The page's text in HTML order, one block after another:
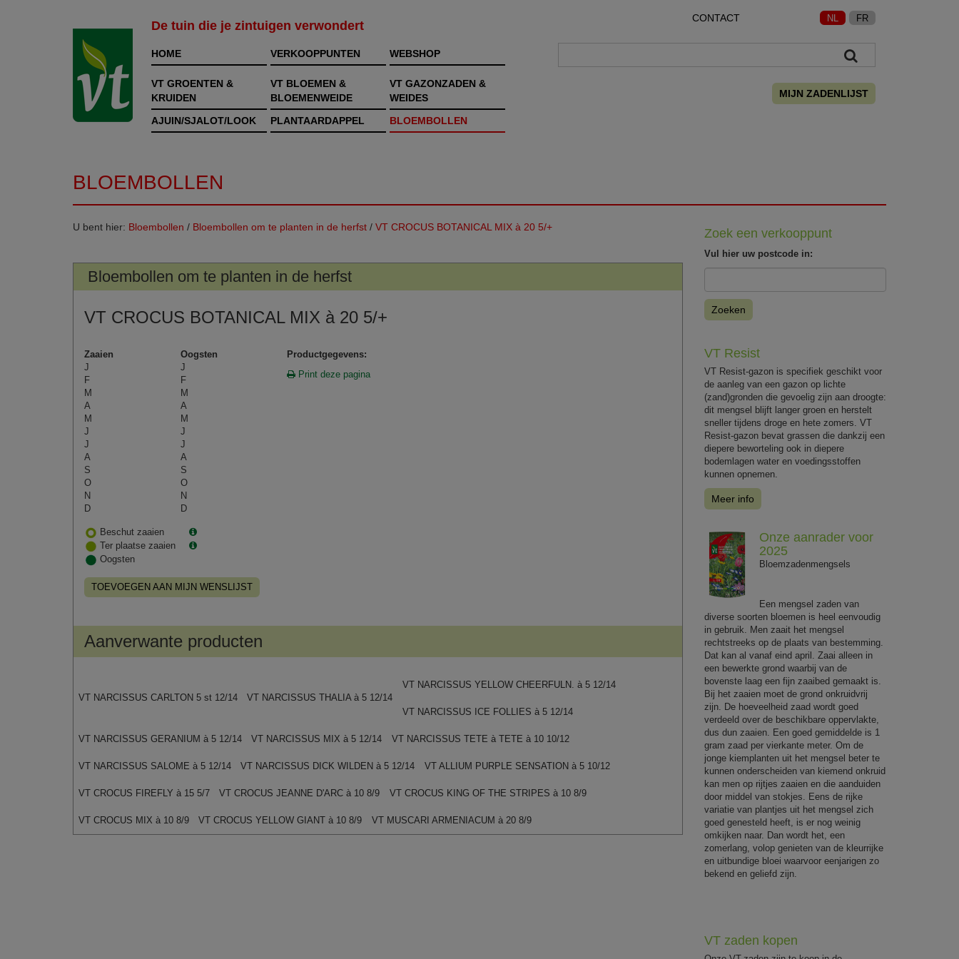
De tuin die je zintuigen verwondert
CONTACT NL FR
HOME VERKOOPPUNTEN WEBSHOP
VT GROENTEN &
KRUIDEN
VT BLOEMEN &
BLOEMENWEIDE
VT GAZONZADEN &
WEIDES
AJUIN/SJALOT/LOOK
PLANTAARDAPPEL BLOEMBOLLEN
MIJN ZADENLIJST
BLOEMBOLLEN
U bent hier: Bloembollen / Bloembollen om te planten in de herfst / VT CROCUS BOTANICAL MIX à 20 5/+
Bloembollen om te planten in de herfst
VT CROCUS BOTANICAL MIX à 20 5/+
Zaaien
Oogsten
J
J
F
F
M
M
A
A
M
M
J
J
J
J
A
A
S
S
O
O
N
N
D
D
Beschut zaaien
Ter plaatse zaaien
Oogsten
TOEVOEGEN AAN MIJN WENSLIJST
Productgegevens:
Print deze pagina
Aanverwante producten
VT NARCISSUS CARLTON 5 st 12/14 VT NARCISSUS THALIA à 5 12/14
VT NARCISSUS YELLOW CHEERFULN. à 5 12/14
VT NARCISSUS ICE FOLLIES à 5 12/14
VT NARCISSUS GERANIUM à 5 12/14 VT NARCISSUS MIX à 5 12/14 VT NARCISSUS TETE à TETE à 10 10/12
VT NARCISSUS SALOME à 5 12/14 VT NARCISSUS DICK WILDEN à 5 12/14 VT ALLIUM PURPLE SENSATION à 5 10/12
VT CROCUS FIREFLY à 15 5/7 VT CROCUS JEANNE D'ARC à 10 8/9 VT CROCUS KING OF THE STRIPES à 10 8/9
VT CROCUS MIX à 10 8/9 VT CROCUS YELLOW GIANT à 10 8/9 VT MUSCARI ARMENIACUM à 20 8/9
Zoek een verkooppunt
Vul hier uw postcode in:
Zoeken
VT Resist
VT Resist-gazon is specifiek geschikt voor
de aanleg van een gazon op lichte
(zand)gronden die gevoelig zijn aan droogte:
dit mengsel blijft langer groen en herstelt
sneller tijdens droge en hete zomers. VT
Resist-gazon bevat grassen die dankzij een
diepere beworteling ook in diepere
bodemlagen water en voedingsstoffen
kunnen opnemen.
Meer info
Onze aanrader voor
2025
Bloemzadenmengsels
Een mengsel zaden van
diverse soorten bloemen is heel eenvoudig
in gebruik. Men zaait het mengsel
rechtstreeks op de plaats van bestemming.
Dat kan al vanaf eind april. Zaai alleen in
een bewerkte grond waarbij van de
bovenste laag een fijn zaaibed gemaakt is.
Bij het zaaien moet de grond onkruidvrij
zijn. De hoeveelheid zaad wordt goed
verdeeld over de beschikbare oppervlakte,
dus dun zaaien. Een goed gemiddelde is 1
gram zaad per vierkante meter. Om de
jonge kiemplanten uit het mengsel beter te
kunnen onderscheiden van kiemend onkruid
kan men op rijtjes zaaien en die aanduiden
door middel van stokjes. Eens de rijke
variatie van plantjes uit het mengsel zich
goed genesteld heeft, is er nog weinig
omkijken naar. Dan wordt het, een
zomerlang, volop genieten van de kleurrijke
en uitbundige bloei waarvoor eenjarigen zo
bekend en geliefd zijn.
VT zaden kopen